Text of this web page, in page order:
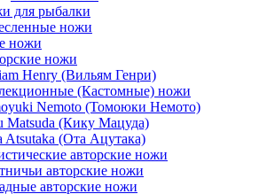
для рыбалки
ножи
ножи
ножи
Henry (Вильям Генри)
(Кастомные) ножи
Nemoto (Томоюки Немото)
Matsuda (Кику Мацуда)
Atsutaka (Ота Ацутака)
авторские ножи
авторские ножи
авторские ножи